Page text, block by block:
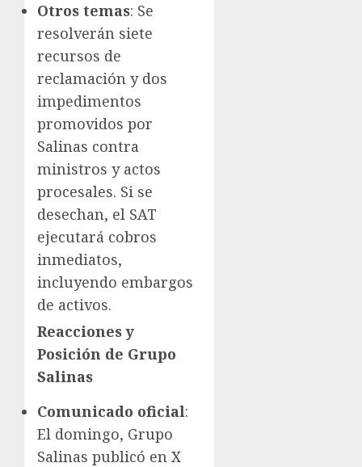
Otros temas: Se
resolverán siete
recursos de
reclamación y dos
impedimentos
promovidos por
Salinas contra
ministros y actos
procesales. Si se
desechan, el SAT
ejecutará cobros
inmediatos,
incluyendo embargos
de activos.
Reacciones y
Posición de Grupo
Salinas
Comunicado oficial:
El domingo, Grupo
Salinas publicó en X